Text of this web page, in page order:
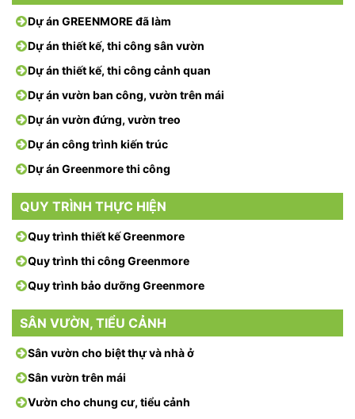
Dự án GREENMORE đã làm
Dự án thiết kế, thi công sân vườn
Dự án thiết kế, thi công cảnh quan
Dự án vườn ban công, vườn trên mái
Dự án vườn đứng, vườn treo
Dự án công trình kiến trúc
Dự án Greenmore thi công
QUY TRÌNH THỰC HIỆN
Quy trình thiết kế Greenmore
Quy trình thi công Greenmore
Quy trình bảo dưỡng Greenmore
SÂN VƯỜN, TIỂU CẢNH
Sân vườn cho biệt thự và nhà ở
Sân vườn trên mái
Vườn cho chung cư, tiểu cảnh